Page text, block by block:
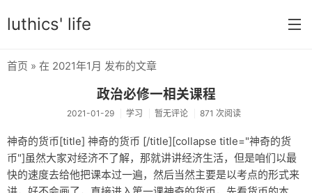
luthics' life
分类
学习
编程
首页 » 在 2021年1月 发布的文章
政治必修一相关课程
2021-01-29 学习 暂无评论 871 次阅读
神奇的货币[title] 神奇的货币 [/title][collapse title="神奇的货
币"]虽然大家对经济不了解，那就讲讲经济生活，但是咱们以最
快的速度去给他把课本过一遍，然后当然主要是以考点的形式来